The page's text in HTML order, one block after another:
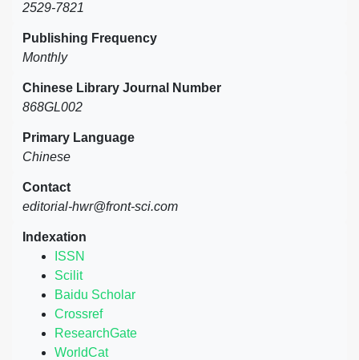
2529-7821
Publishing Frequency
Monthly
Chinese Library Journal Number
868GL002
Primary Language
Chinese
Contact
editorial-hwr@front-sci.com
Indexation
ISSN
Scilit
Baidu Scholar
Crossref
ResearchGate
WorldCat